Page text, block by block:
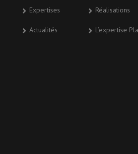
Expertises Réalisations
Actualités L’expertise